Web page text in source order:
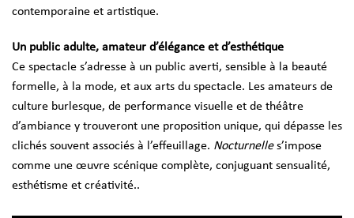
contemporaine et artistique.
Un public adulte, amateur d’élégance et d’esthétique
Ce spectacle s’adresse à un public averti, sensible à la beauté
formelle, à la mode, et aux arts du spectacle. Les amateurs de
culture burlesque, de performance visuelle et de théâtre
d’ambiance y trouveront une proposition unique, qui dépasse les
clichés souvent associés à l’effeuillage. Nocturnelles’impose
comme une œuvre scénique complète, conjuguant sensualité,
esthétisme et créativité..